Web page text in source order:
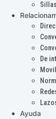
De
Ayuda